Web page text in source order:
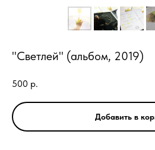
"Светлей" (альбом, 2019)
500 р.
Добавить в